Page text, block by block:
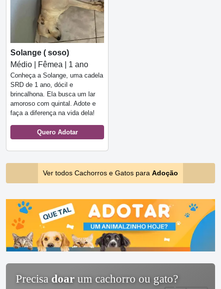
Solange ( soso)
Médio | Fêmea | 1 ano
Conheça a Solange, uma cadela
SRD de 1 ano, dócil e
brincalhona. Ela busca um lar
amoroso com quintal. Adote e
faça a diferença na vida dela!
Quero Adotar
Ver todos Cachorros e Gatos para Adoção
Precisa doar um cachorro ou gato?